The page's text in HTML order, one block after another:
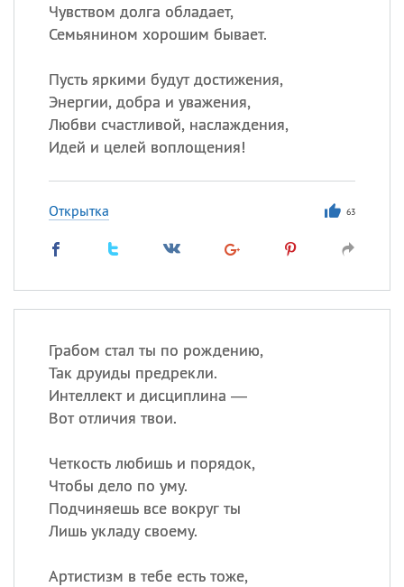
Чувством долга обладает,
Семьянином хорошим бывает.
Пусть яркими будут достижения,
Энергии, добра и уважения,
Любви счастливой, наслаждения,
Идей и целей воплощения!
Открытка 63
Грабом стал ты по рождению,
Так друиды предрекли.
Интеллект и дисциплина —
Вот отличия твои.
Четкость любишь и порядок,
Чтобы дело по уму.
Подчиняешь все вокруг ты
Лишь укладу своему.
Артистизм в тебе есть тоже,